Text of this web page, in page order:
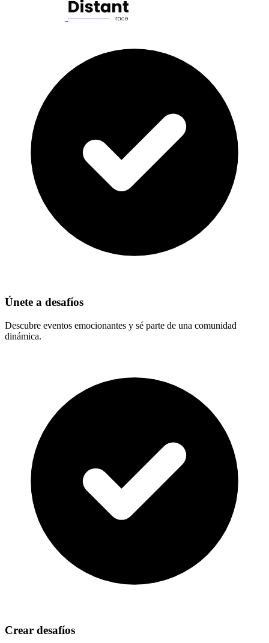
Únete a desafíos
Descubre eventos emocionantes y sé parte de una comunidad
dinámica.
Crear desafíos